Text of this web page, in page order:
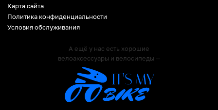
Карта сайта
Политика конфиденциальности
Условия обслуживания
А ещё у нас есть хорошие
велоаксессуары и велосипеды —